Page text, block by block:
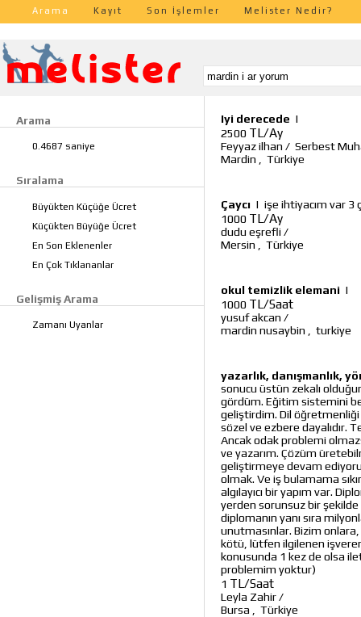
Arama Kayıt Son İşlemler Melister Nedir?
Arama
0.4687 saniye
Sıralama
Büyükten Küçüğe Ücret
Küçükten Büyüğe Ücret
En Son Eklenenler
En Çok Tıklananlar
Gelişmiş Arama
Zamanı Uyanlar
Iyi derecede |
2500 TL/Ay
Feyyaz ilhan / Serbest
Mardin
Türkiye
Çaycı | işe ihtiyacım var 3
1000 TL/Ay
dudu eşrefli /
Mersin
Türkiye
okul temizlik elemani |
1000 TL/Saat
yusuf akcan /
mardin nusaybin
turkiye
yazarlık, danışmanlık,
sonucu üstün zekalı
gördüm. Eğitim sistemini
geliştirdim. Dil öğretmenliği
sözel ve ezbere dayalıdır.
Ancak odak problemi
ve yazarım. Çözüm
geliştirmeye devam
olmak. Ve iş bulamama
algılayıcı bir yapım var.
yerden sorunsuz bir şekilde
diplomanın yanı sıra
unutmasınlar. Bizim
kötü, lütfen ilgilenen
konusunda 1 kez de olsa
problemim yoktur)
1 TL/Saat
Leyla Zahir/
Bursa
Türkiye